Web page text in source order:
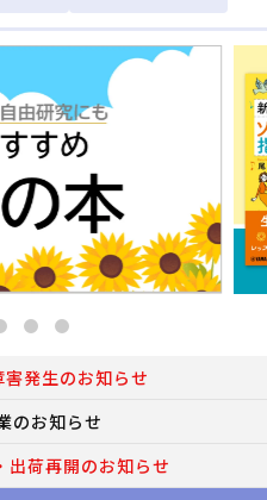
害発生のお知らせ
のお知らせ
出荷再開のお知らせ